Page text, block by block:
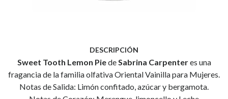
DESCRIPCIÓN
Sweet Tooth Lemon PiedeSabrina Carpenteres una
fragancia de la familia olfativa Oriental Vainilla para Mujeres.
Notas de Salida: Limón confitado, azúcar y bergamota.